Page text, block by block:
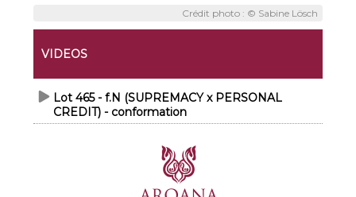
Crédit photo : © Sabine Lösch
VIDEOS
Lot 465 - f.N (SUPREMACY x PERSONAL
CREDIT) - conformation